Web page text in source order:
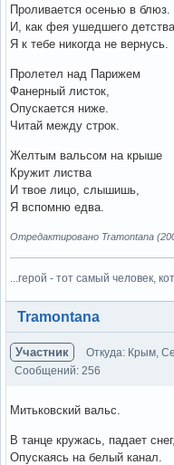
Проливается осенью в блюз.
И, как фея ушедшего детства,
Я к тебе никогда не вернусь.
Пролетел над Парижем
Фанерный листок,
Опускается ниже.
Читай между строк.
Желтым вальсом на крыше
Кружит листва
И твое лицо, слышишь,
Я вспомню едва.
Отредактировано Tramontana
...герой - тот самый человек,
Вне форума
Tramontana
Участник Откуда: Крым,
Сообщений: 256
Митьковский вальс.
В танце кружась, падает снег,
Опускаясь на белый канал.